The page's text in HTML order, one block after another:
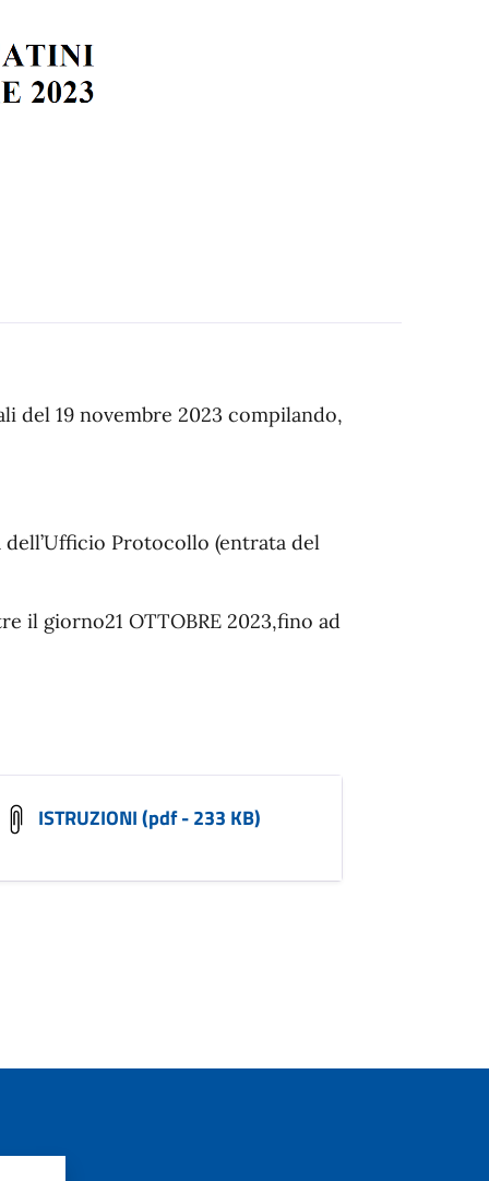
del 19 novembre 2023 compilando,
Protocollo (entrata del
il giorno21 OTTOBRE 2023,fino ad
ISTRUZIONI (pdf - 233 KB)